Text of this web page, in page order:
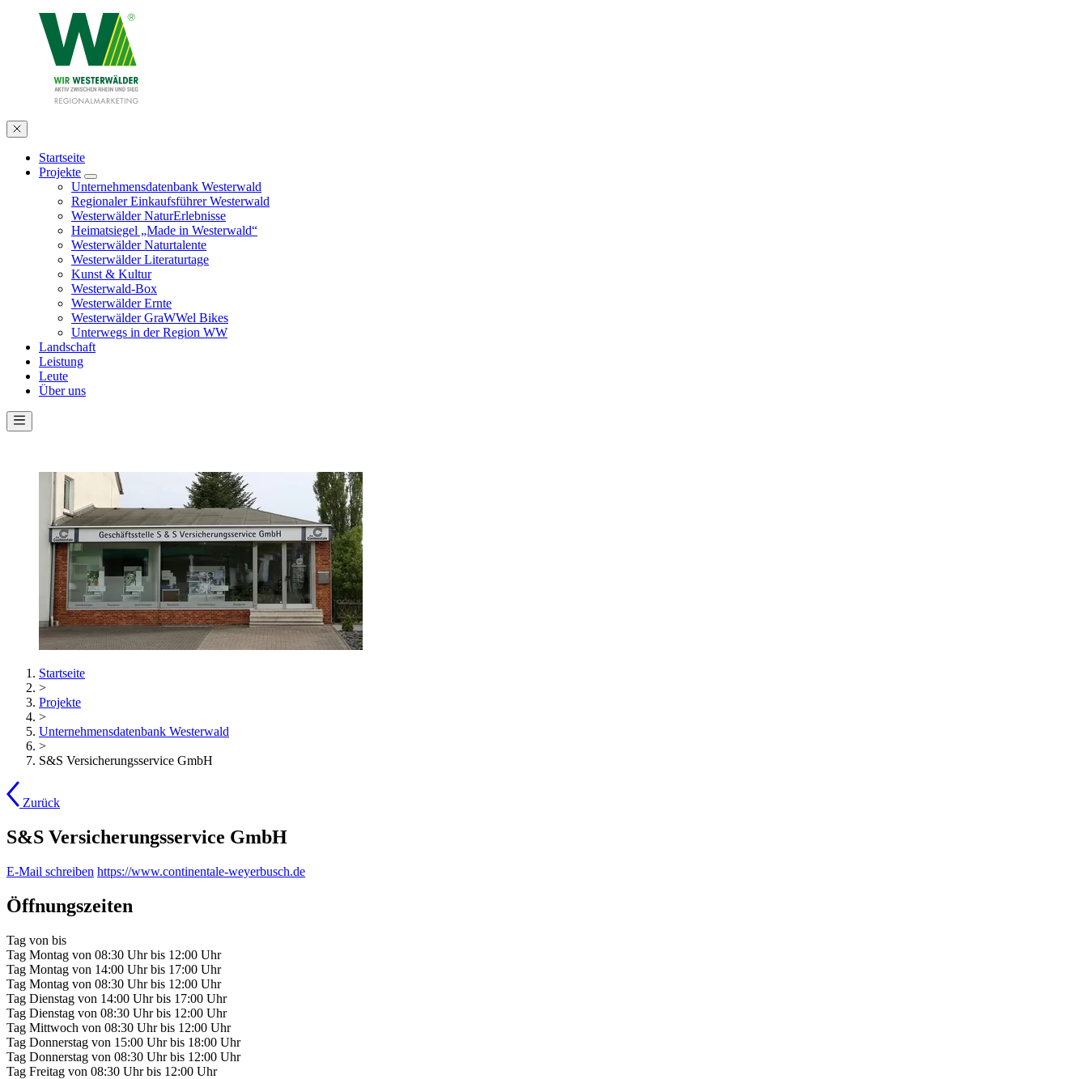
Startseite
Projekte
Unternehmensdatenbank Westerwald
Regionaler Einkaufsführer Westerwald
Westerwälder NaturErlebnisse
Heimatsiegel „Made in Westerwald“
Westerwälder Naturtalente
Westerwälder Literaturtage
Kunst & Kultur
Westerwald-Box
Westerwälder Ernte
Westerwälder GraWWel Bikes
Unterwegs in der Region WW
Landschaft
Leistung
Leute
Über uns
Startseite
>
Projekte
>
Unternehmensdatenbank Westerwald
>
S&S Versicherungsservice GmbH
Zurück
S&S Versicherungsservice GmbH
E-Mail schreiben https://www.continentale-weyerbusch.de
Öffnungszeiten
Tag von bis
Tag Montag von 08:30 Uhr bis 12:00 Uhr
Tag Montag von 14:00 Uhr bis 17:00 Uhr
Tag Montag von 08:30 Uhr bis 12:00 Uhr
Tag Dienstag von 14:00 Uhr bis 17:00 Uhr
Tag Dienstag von 08:30 Uhr bis 12:00 Uhr
Tag Mittwoch von 08:30 Uhr bis 12:00 Uhr
Tag Donnerstag von 15:00 Uhr bis 18:00 Uhr
Tag Donnerstag von 08:30 Uhr bis 12:00 Uhr
Tag Freitag von 08:30 Uhr bis 12:00 Uhr